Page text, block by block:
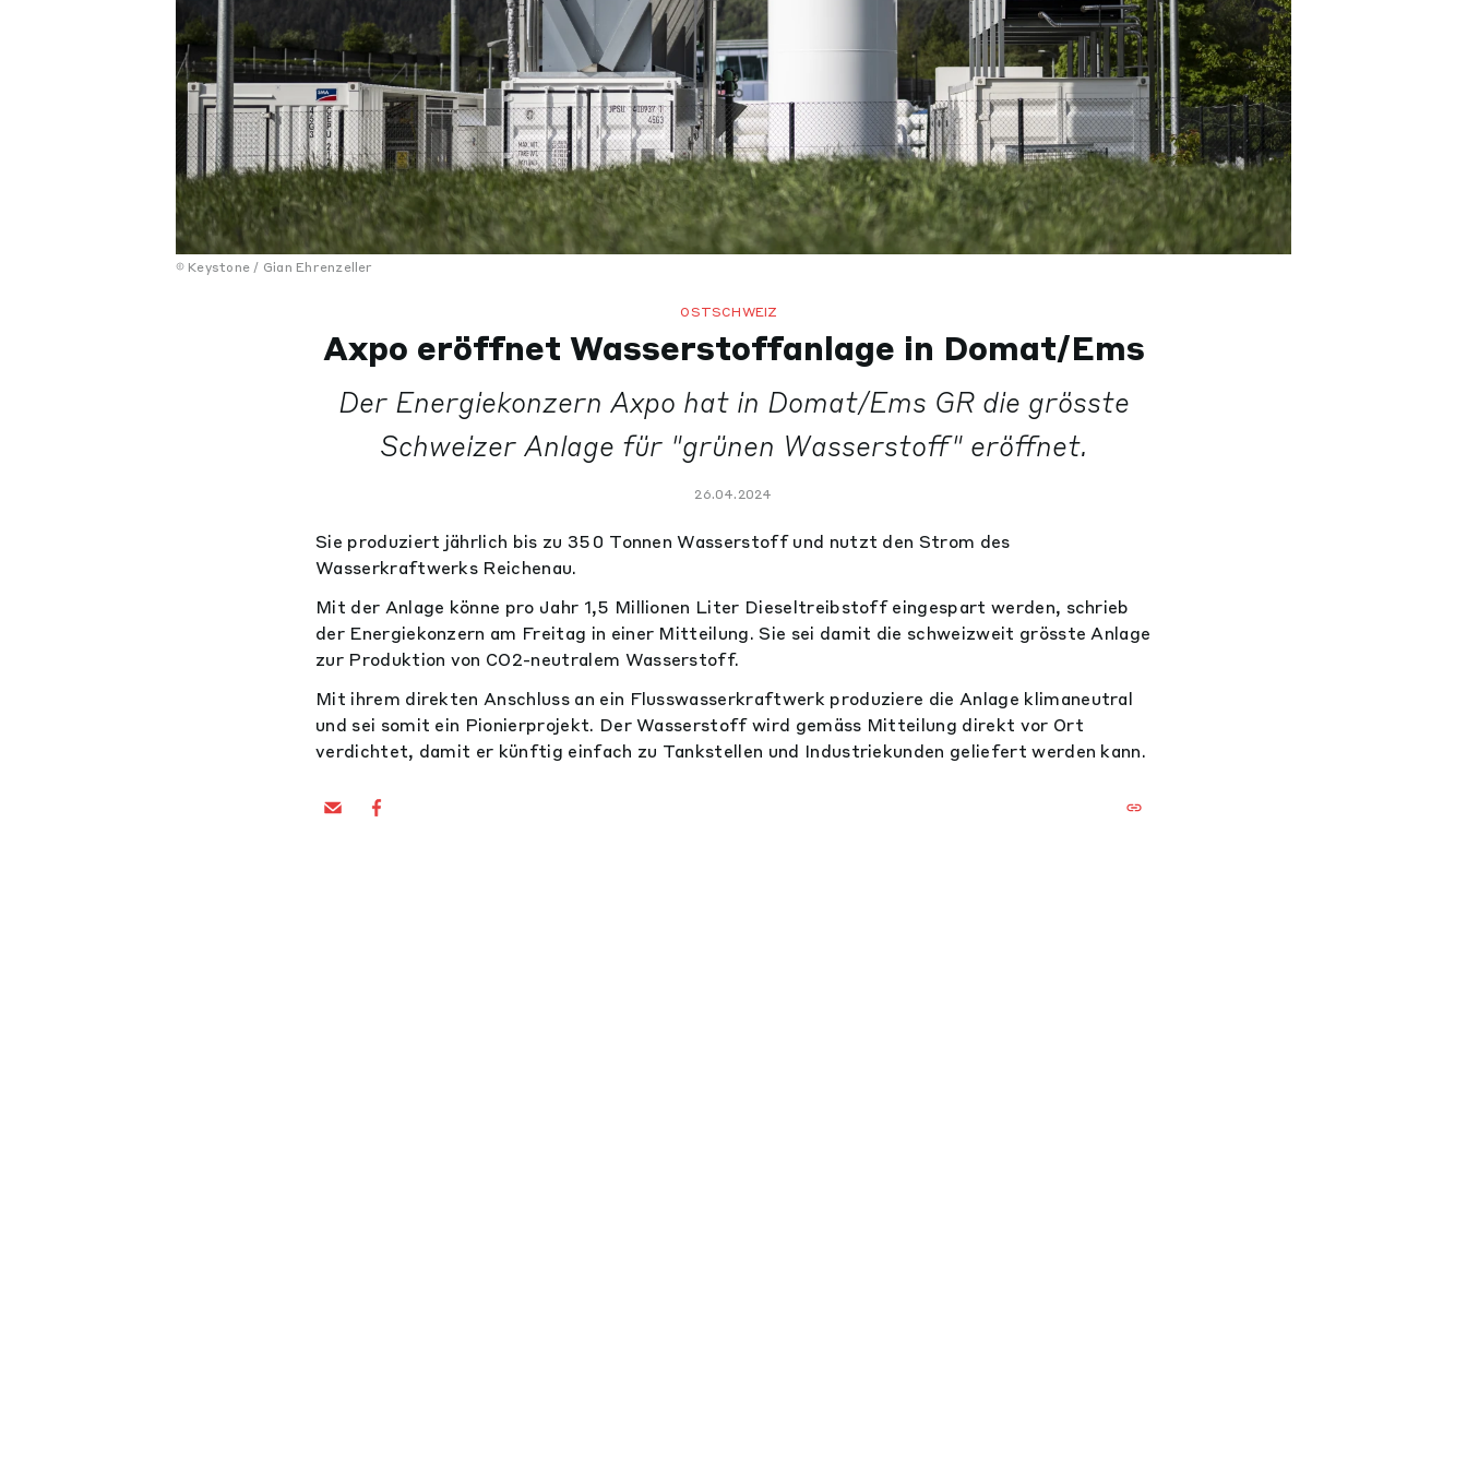
Keystone / Gian Ehrenzeller
OSTSCHWEIZ
Axpo eröffnet Wasserstoffanlage in Domat/Ems
Der Energiekonzern Axpo hat in Domat/Ems GR die grösste
Schweizer Anlage für "grünen Wasserstoff" eröffnet.
26.04.2024
Sie produziert jährlich bis zu 350 Tonnen Wasserstoff und nutzt den Strom des
Wasserkraftwerks Reichenau.
Mit der Anlage könne pro Jahr 1,5 Millionen Liter Dieseltreibstoff eingespart werden, schrieb
der Energiekonzern am Freitag in einer Mitteilung. Sie sei damit die schweizweit grösste Anlage
zur Produktion von CO2-neutralem Wasserstoff.
Mit ihrem direkten Anschluss an ein Flusswasserkraftwerk produziere die Anlage klimaneutral
und sei somit ein Pionierprojekt. Der Wasserstoff wird gemäss Mitteilung direkt vor Ort
verdichtet, damit er künftig einfach zu Tankstellen und Industriekunden geliefert werden kann.